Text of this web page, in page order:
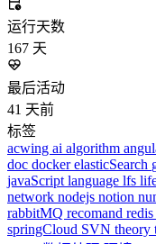
更多
分类
algorithm
middle-side
5
更多
3192 字